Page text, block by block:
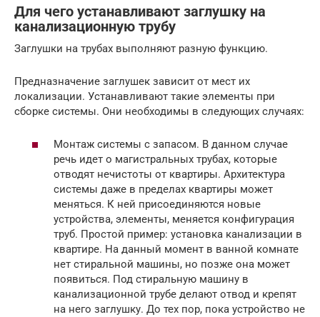
Для чего устанавливают заглушку на
канализационную трубу
Заглушки на трубах выполняют разную функцию.
Предназначение заглушек зависит от мест их
локализации. Устанавливают такие элементы при
сборке системы. Они необходимы в следующих случаях:
Монтаж системы с запасом. В данном случае
речь идет о магистральных трубах, которые
отводят нечистоты от квартиры. Архитектура
системы даже в пределах квартиры может
меняться. К ней присоединяются новые
устройства, элементы, меняется конфигурация
труб. Простой пример: установка канализации в
квартире. На данный момент в ванной комнате
нет стиральной машины, но позже она может
появиться. Под стиральную машину в
канализационной трубе делают отвод и крепят
на него заглушку. До тех пор, пока устройство не